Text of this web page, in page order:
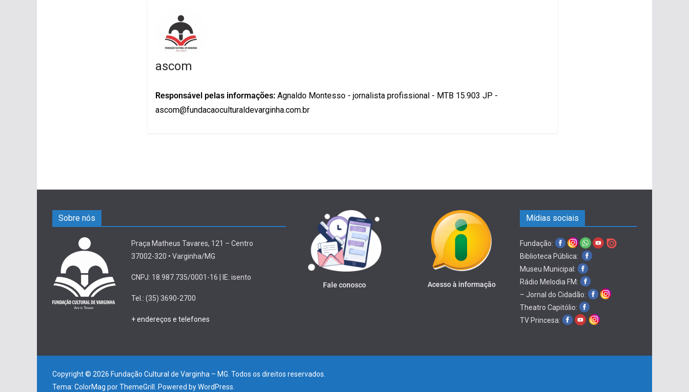
ascom
Responsável pelas informações: Agnaldo Montesso - jornalista profissional - MTB 15.903 JP -
ascom@fundacaoculturaldevarginha.com.br
Sobre nós
Praça Matheus Tavares, 121 – Centro
37002-320 • Varginha/MG
CNPJ: 18.987.735/0001-16 | IE: isento
Tel.: (35) 3690-2700
+ endereços e telefones
Fale conosco Acesso à informação
Mídias sociais
Fundação:
Biblioteca Pública:
Museu Municipal:
Rádio Melodia FM:
– Jornal do Cidadão:
Theatro Capitólio:
TV Princesa:
Copyright © 2026 Fundação Cultural de Varginha – MG . Todos os direitos reservados.
Tema: ColorMag por ThemeGrill. Powered byWordPress